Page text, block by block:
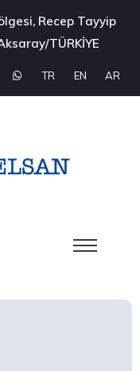
Recep Tayyip
TÜRKİYE
TR EN AR